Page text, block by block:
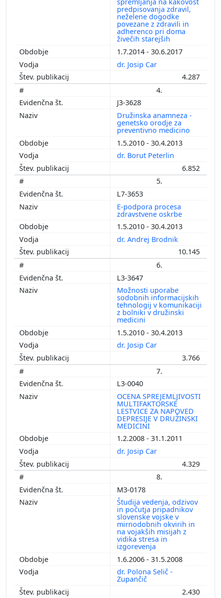
spremljanja na kakovost
predpisovanja zdravil,
neželene dogodke
povezane z zdravili in
adherenco pri doma
živečih starejših
1.7.2014 - 30.6.2017
dr. Josip Car
4.287
4.
J3-3628
Družinska anamneza -
genetsko orodje za
preventivno medicino
1.5.2010 - 30.4.2013
dr. Borut Peterlin
6.852
5.
L7-3653
E-podpora procesa
zdravstvene oskrbe
1.5.2010 - 30.4.2013
dr. Andrej Brodnik
10.145
6.
L3-3647
Možnosti uporabe
sodobnih informacijskih
tehnologij v komunikaciji
z bolniki v družinski
medicini
1.5.2010 - 30.4.2013
dr. Josip Car
3.766
7.
L3-0040
OCENA SPREJEMLJIVOSTI
MULTIFAKTORSKE
LESTVICE ZA NAPOVED
DEPRESIJE V DRUŽINSKI
MEDICINI
1.2.2008 - 31.1.2011
dr. Josip Car
4.329
8.
M3-0178
Študija vedenja, odzivov
in počutja pripadnikov
slovenske vojske v
mirnodobnih okvirih in
na vojakših misijah z
vidika stresa in
izgorevenja
1.6.2006 - 31.5.2008
dr. Polona Selič -
Zupančič
2.430